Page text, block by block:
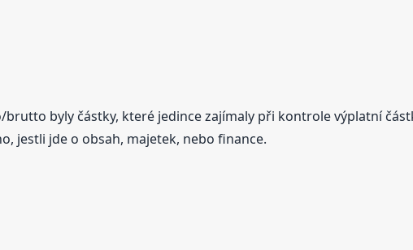
byly částky, které jedince zajímaly při kontrole výplatní
jestli jde o obsah, majetek, nebo finance.